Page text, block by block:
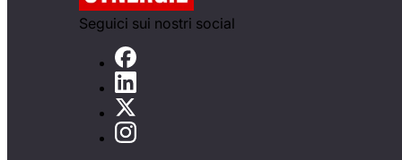
Seguici sui nostri social